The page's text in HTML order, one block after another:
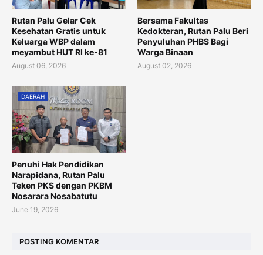
Rutan Palu Gelar Cek
Kesehatan Gratis untuk
Keluarga WBP dalam
meyambut HUT RI ke-81
August 06, 2026
Bersama Fakultas
Kedokteran, Rutan Palu Beri
Penyuluhan PHBS Bagi
Warga Binaan
August 02, 2026
DAERAH
Penuhi Hak Pendidikan
Narapidana, Rutan Palu
Teken PKS dengan PKBM
Nosarara Nosabatutu
June 19, 2026
POSTING KOMENTAR